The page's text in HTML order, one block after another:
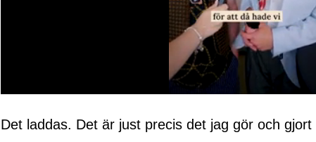
of
50
Det laddas. Det är just precis det jag gör och